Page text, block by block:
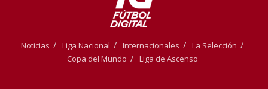
Noticias Liga Nacional Internacionales
La Selección
Copa del Mundo
Liga de Ascenso